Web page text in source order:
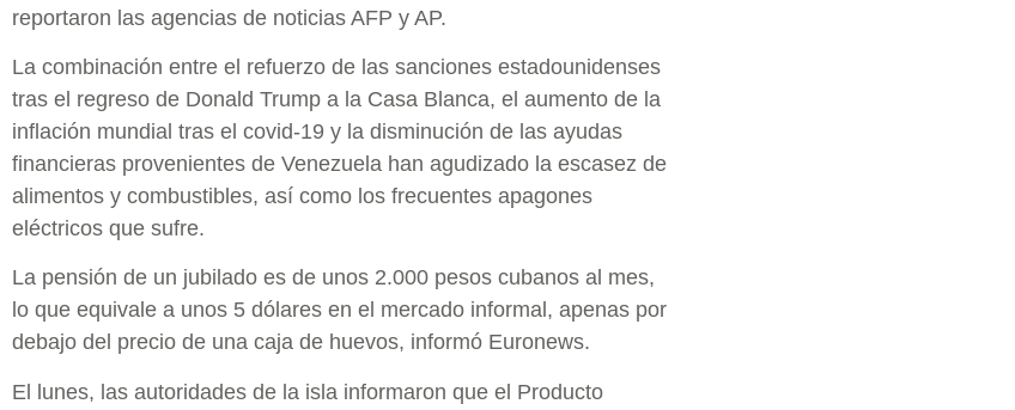
reportaron las agencias de noticias AFP y AP.
La combinación entre el refuerzo de las sanciones estadounidenses
tras el regreso de Donald Trump a la Casa Blanca, el aumento de la
inflación mundial tras el covid-19 y la disminución de las ayudas
financieras provenientes de Venezuela han agudizado la escasez de
alimentos y combustibles, así como los frecuentes apagones
eléctricos que sufre.
La pensión de un jubilado es de unos 2.000 pesos cubanos al mes,
lo que equivale a unos 5 dólares en el mercado informal, apenas por
debajo del precio de una caja de huevos, informó Euronews.
El lunes, las autoridades de la isla informaron que el Producto